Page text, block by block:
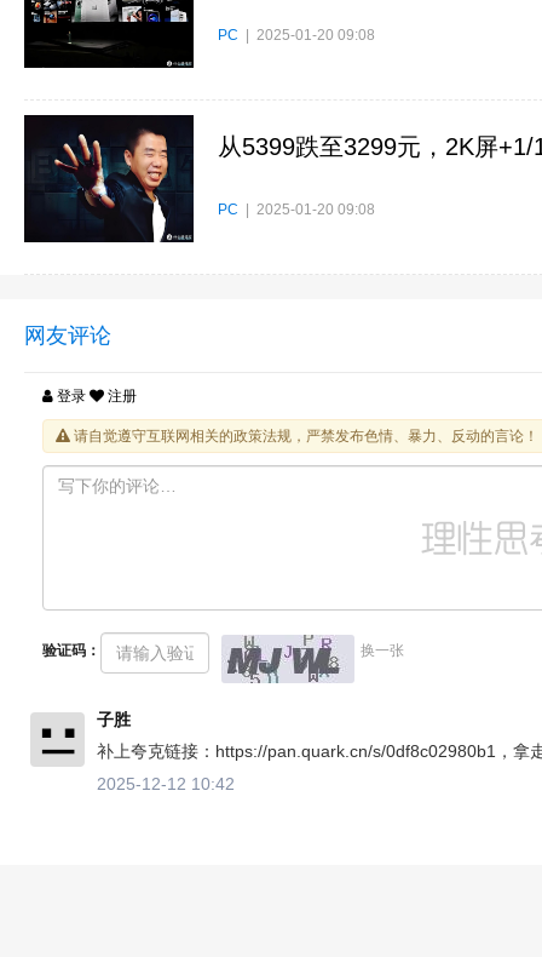
PC | 2025-01-20 09:08
从5399跌至3299元，2K屏
PC | 2025-01-20 09:08
网友评论
登录 注册
请自觉遵守互联网相关的政策法规，严禁发布色情、暴力、反动的言论！
验证码： 换一张
子胜
补上夸克链接：https://pan.quark.cn/s/0df8c02980b1，拿
2025-12-12 10:42